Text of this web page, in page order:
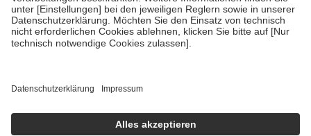
mit Ausnahme der Fahrkosten
• Untersuchungen zur Vorsorge und Früherkennung, die von der
GKV getragen werden
• empfohlenen Schutzimpfungen
Wir nutzen Trusted Shops als unabhängigen Dienstleister für die
getroffen, um sicherzustellen, dass es sich um echte Bewertungen